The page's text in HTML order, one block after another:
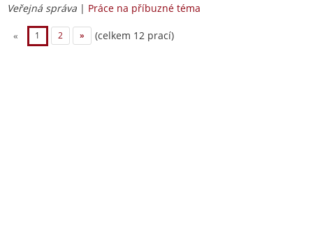
Veřejná správa | Práce na příbuzné téma
« 1 2 » (celkem 12 prací)